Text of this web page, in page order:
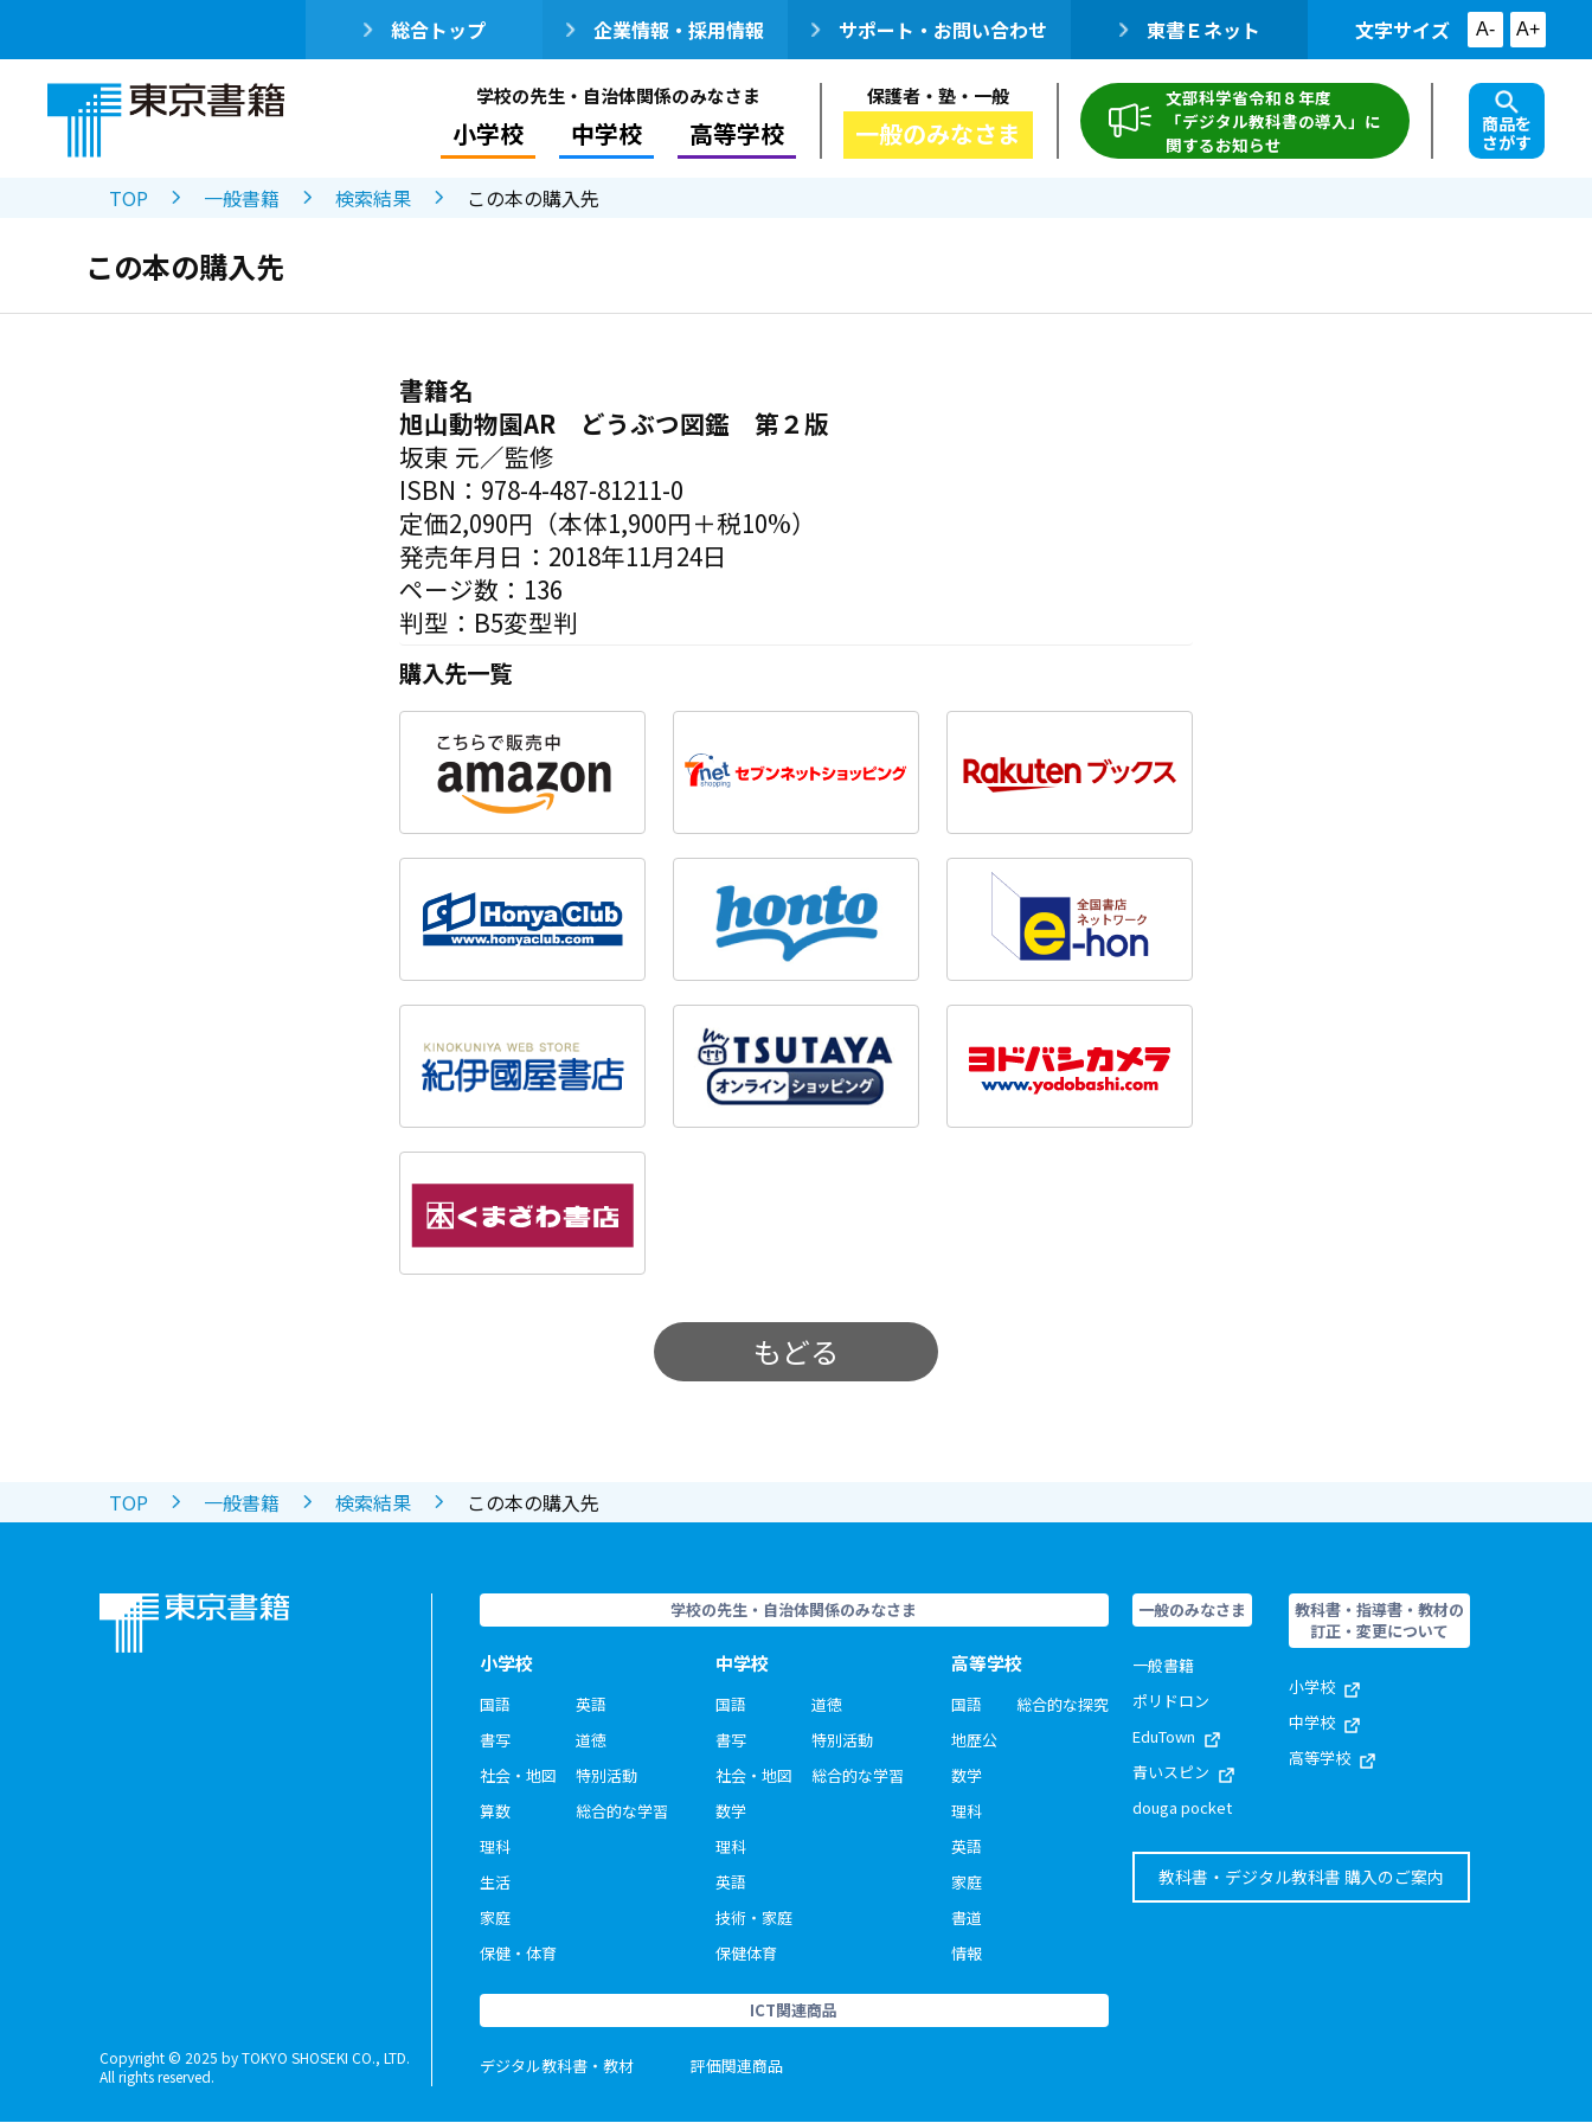
総合トップ 企業情報・採用情報 サポート・お問い合わせ 東書Ｅネット 文字サイズ A- A+
学校の先生・自治体関係のみなさま
小学校 中学校 高等学校
保護者・塾・一般
一般のみなさま
文部科学省令和８年度
「デジタル教科書の導入」に
関するお知らせ
商品を
さがす
TOP 一般書籍 検索結果 この本の購入先
この本の購入先
書籍名
旭山動物園AR どうぶつ図鑑 第２版
坂東 元／監修
ISBN：978-4-487-81211-0
定価2,090円（本体1,900円＋税10%）
発売年月日：2018年11月24日
ページ数：136
判型：B5変型判
購入先一覧
もどる
TOP 一般書籍 検索結果 この本の購入先
Copyright © 2025 by TOKYO SHOSEKI CO., LTD.
All rights reserved.
学校の先生・自治体関係のみなさま
小学校
国語
書写
社会・地図
算数
理科
生活
家庭
保健・体育
英語
道徳
特別活動
総合的な学習
中学校
国語
書写
社会・地図
数学
理科
英語
技術・家庭
保健体育
道徳
特別活動
総合的な学習
高等学校
国語
地歴公
数学
理科
英語
家庭
書道
情報
総合的な探究
ICT関連商品
デジタル教科書・教材 評価関連商品
一般のみなさま
一般書籍
ポリドロン
EduTown
青いスピン
douga pocket
教科書・指導書・教材の
訂正・変更について
小学校
中学校
高等学校
教科書・デジタル教科書 購入のご案内